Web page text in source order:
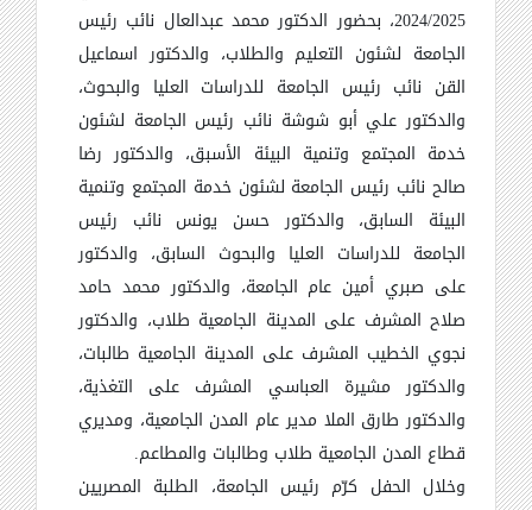
2024/2025، بحضور الدكتور محمد عبدالعال نائب رئيس
الجامعة لشئون التعليم والطلاب، والدكتور اسماعيل
القن نائب رئيس الجامعة للدراسات العليا والبحوث،
والدكتور علي أبو شوشة نائب رئيس الجامعة لشئون
خدمة المجتمع وتنمية البيئة الأسبق، والدكتور رضا
صالح نائب رئيس الجامعة لشئون خدمة المجتمع وتنمية
البيئة السابق، والدكتور حسن يونس نائب رئيس
الجامعة للدراسات العليا والبحوث السابق، والدكتور
على صبري أمين عام الجامعة، والدكتور محمد حامد
صلاح المشرف على المدينة الجامعية طلاب، والدكتور
نجوي الخطيب المشرف على المدينة الجامعية طالبات،
والدكتور مشيرة العباسي المشرف على التغذية،
والدكتور طارق الملا مدير عام المدن الجامعية، ومديري
قطاع المدن الجامعية طلاب وطالبات والمطاعم.
وخلال الحفل كرّم رئيس الجامعة، الطلبة المصريين